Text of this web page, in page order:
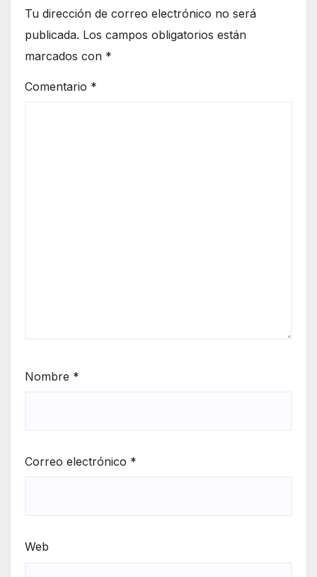
Tu dirección de correo electrónico no será
publicada. Los campos obligatorios están
marcados con *
Comentario *
Nombre *
Correo electrónico *
Web